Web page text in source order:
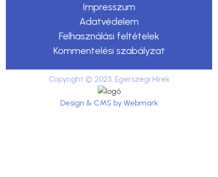
Impresszum
Adatvédelem
Felhasználási feltételek
Kommentelési szabályzat
Copyright © 2023. Egerszegi Hírek
Design & CMS by Webmark